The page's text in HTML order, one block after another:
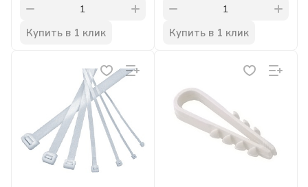
Купить в 1 клик Купить в 1 клик